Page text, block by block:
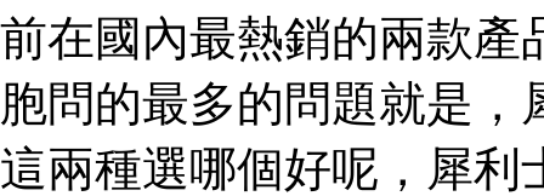
前在國內最熱銷的兩款產
胞問的最多的問題就是
這兩種選哪個好呢，犀利